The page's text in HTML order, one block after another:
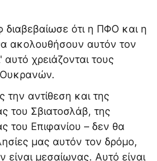
ότι η ΠΦΟ και η
ακολουθήσουν αυτόν τον
αυτό χρειάζονται τους
την αντίθεση και της
του Σβιατοσλάβ, της
του Επιφανίου – δεν θα
μας αυτόν τον δρόμο,
είναι μεσαίωνας. Αυτό είναι